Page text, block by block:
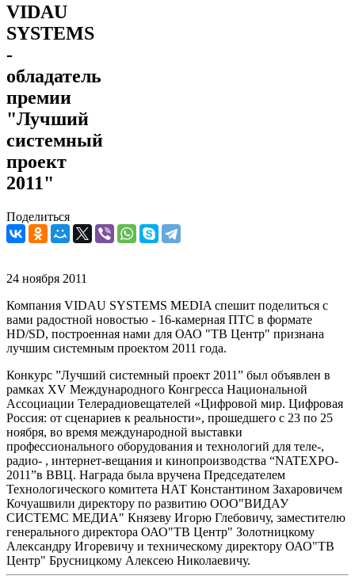
VIDAU
SYSTEMS
-
обладатель
премии
"Лучший
системный
проект
2011"
Поделиться
24 ноября 2011
Компания VIDAU SYSTEMS MEDIA спешит поделиться с
вами радостной новостью - 16-камерная ПТС в формате
HD/SD, построенная нами для ОАО "ТВ Центр" признана
лучшим системным проектом 2011 года.
Конкурс ”Лучший системный проект 2011” был объявлен в
рамках XV Международного Конгресса Национальной
Ассоциации Телерадиовещателей «Цифровой мир. Цифровая
Россия: от сценариев к реальности», прошедшего с 23 по 25
ноября, во время международной выставки
профессионального оборудования и технологий для теле-,
радио- , интернет-вещания и кинопроизводства “NATEXPO-
2011”в ВВЦ. Награда была вручена Председателем
Технологического комитета НАТ Константином Захаровичем
Кочуашвили директору по развитию ООО"ВИДАУ
СИСТЕМС МЕДИА" Князеву Игорю Глебовичу, заместителю
генерального директора ОАО"ТВ Центр" Золотницкому
Александру Игоревичу и техническому директору ОАО"ТВ
Центр" Брусницкому Алексею Николаевичу.